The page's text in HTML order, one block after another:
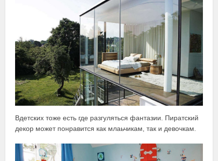
Вдетских тоже есть где разгуляться фантазии. Пиратский
декор может понравится как млаьчикам, так и девочкам.